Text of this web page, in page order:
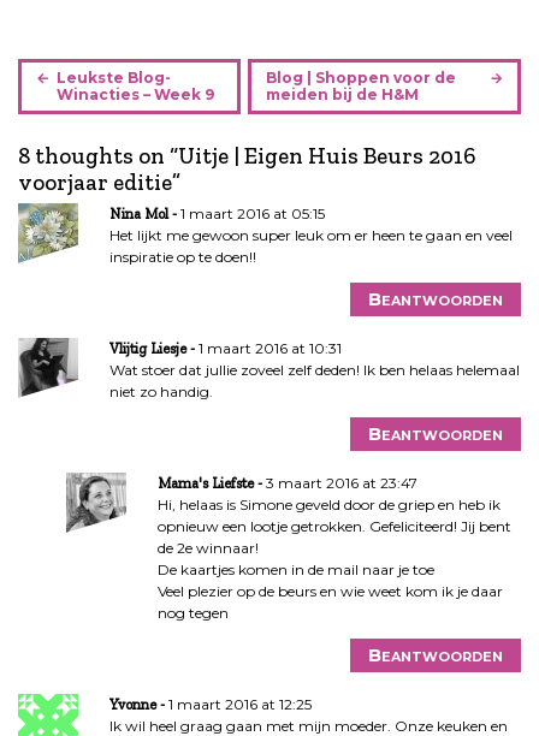
B
r
i
c
h
t
n
i
g
a
Leukste Blog-
Winacties – Week 9
Blog | Shoppen voor de
meiden bij de H&M
8 thoughts on “Uitje | Eigen Huis Beurs 2016
voorjaar editie”
Nina Mol
1 maart 2016 at 05:15
Het lijkt me gewoon super leuk om er heen te gaan en veel
inspiratie op te doen!!
Beantwoorden
Vlijtig Liesje
1 maart 2016 at 10:31
Wat stoer dat jullie zoveel zelf deden! Ik ben helaas helemaal
niet zo handig.
Beantwoorden
Mama's Liefste
3 maart 2016 at 23:47
Hi, helaas is Simone geveld door de griep en heb ik
opnieuw een lootje getrokken. Gefeliciteerd! Jij bent
de 2e winnaar!
De kaartjes komen in de mail naar je toe
Veel plezier op de beurs en wie weet kom ik je daar
nog tegen
Beantwoorden
Yvonne
1 maart 2016 at 12:25
Ik wil heel graag gaan met mijn moeder. Onze keuken en